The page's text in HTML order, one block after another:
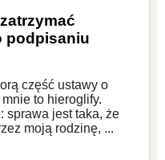
podpisaniu
część ustawy o
to hieroglify.
sprawa jest taka, że
moją rodzinę, ...